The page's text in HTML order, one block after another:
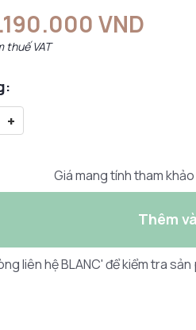
VND
thuế VAT
+
Giá mang tính tham
Thêm
liên hệ BLANC' để kiểm tra